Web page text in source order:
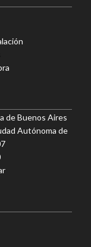
de Buenos Aires
Autónoma de